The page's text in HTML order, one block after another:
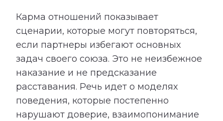
Карма отношений показывает
сценарии, которые могут повторяться,
если партнеры избегают основных
задач своего союза. Это не неизбежное
наказание и не предсказание
расставания. Речь идет о моделях
поведения, которые постепенно
нарушают доверие, взаимопонимание